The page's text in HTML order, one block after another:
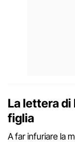
La lettera
figlia
A far infuriare la